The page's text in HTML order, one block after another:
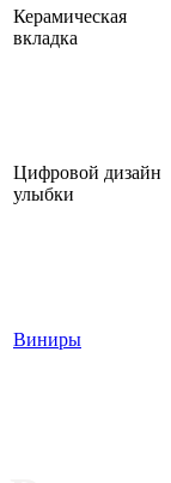
Керамическая
вкладка
Цифровой дизайн
улыбки
Виниры